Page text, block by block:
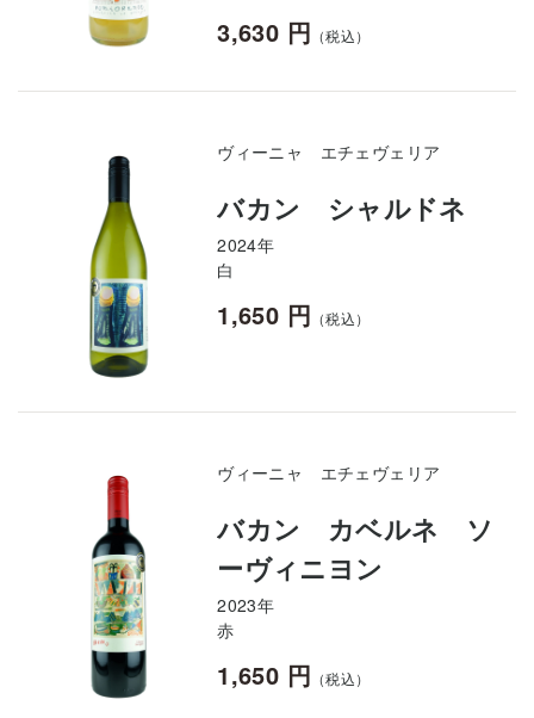
3,630 円 （税込）
ヴィーニャ エチェヴェリア
バカン シャルドネ
2024年
白
1,650 円 （税込）
ヴィーニャ エチェヴェリア
バカン カベルネ ソ
ーヴィニヨン
2023年
赤
1,650 円 （税込）